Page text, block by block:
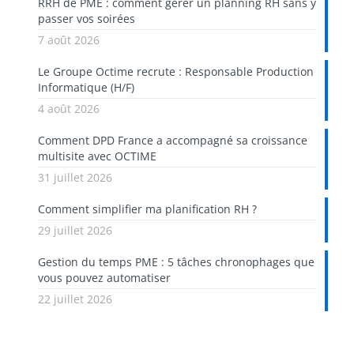
passer vos soirées
7 août 2026
Le Groupe Octime recrute : Responsable Production
Informatique (H/F)
4 août 2026
Comment DPD France a accompagné sa croissance
multisite avec OCTIME
31 juillet 2026
Comment simplifier ma planification RH ?
29 juillet 2026
Gestion du temps PME : 5 tâches chronophages que
vous pouvez automatiser
22 juillet 2026